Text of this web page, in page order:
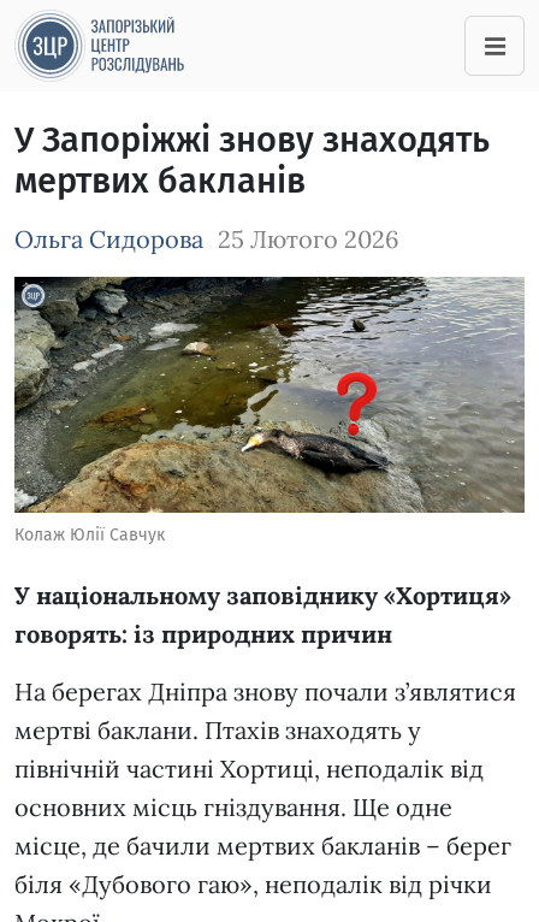
У Запоріжжі знову знаходять
мертвих бакланів
Ольга Сидорова 25 Лютого 2026
Зображення завантажується
Колаж Юлії Савчук
У національному заповіднику «Хортиця»
говорять: із природних причин
На берегах Дніпра знову почали з’являтися
мертві баклани. Птахів знаходять у
північній частині Хортиці, неподалік від
основних місць гніздування. Ще одне
місце, де бачили мертвих бакланів – берег
біля «Дубового гаю», неподалік від річки